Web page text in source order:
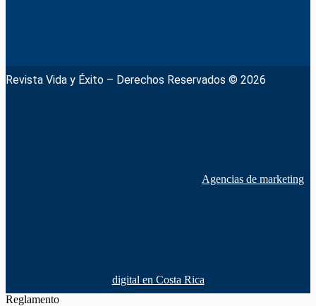
Revista Vida y Éxito – Derechos Reservados © 2026
Agencias de marketing
digital en Costa Rica
Reglamento